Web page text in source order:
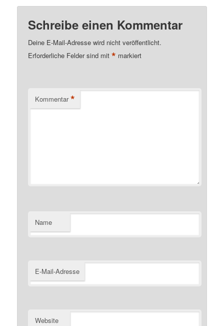
Schreibe einen Kommentar
Deine E-Mail-Adresse wird nicht veröffentlicht.
Erforderliche Felder sind mit* markiert
Kommentar *
Name
E-Mail-Adresse
Website